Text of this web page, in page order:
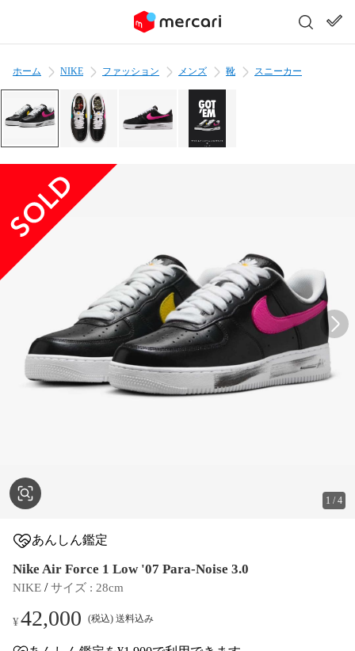
ホーム NIKE ファッション メンズ 靴 スニーカー
1 /4
あんしん鑑定
Nike Air Force 1 Low '07 Para-Noise 3.0
NIKE / サイズ : 28cm
¥42,000 (税込) 送料込み